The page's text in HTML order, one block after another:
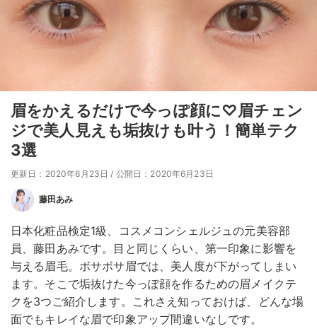
眉をかえるだけで今っぽ顔に♡眉チェン
ジで美人見えも垢抜けも叶う！簡単テク
3選
更新日：2020年6月23日 / 公開日：2020年6月23日
藤田あみ
日本化粧品検定1級、コスメコンシェルジュの元美容部
員、藤田あみです。目と同じくらい、第一印象に影響を
与える眉毛。ボサボサ眉では、美人度が下がってしまい
ます。そこで垢抜けた今っぽ顔を作るための眉メイクテ
クを3つご紹介します。これさえ知っておけば、どんな場
面でもキレイな眉で印象アップ間違いなしです。